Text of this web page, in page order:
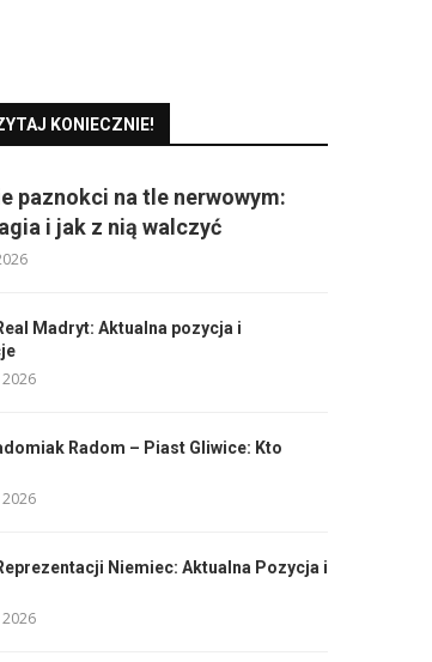
KONIECZNIE!
paznokci na tle nerwowym:
i jak z nią walczyć
Madryt: Aktualna pozycja i
Radom – Piast Gliwice: Kto
Niemiec: Aktualna Pozycja i